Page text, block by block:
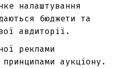
налаштування
бюджети та
авдиторії.
реклами
аукціону.